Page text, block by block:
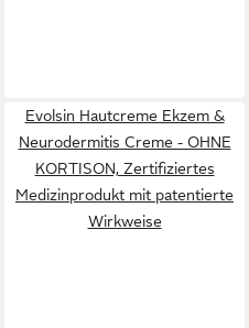
Evolsin Hautcreme Ekzem &
Neurodermitis Creme - OHNE
KORTISON, Zertifiziertes
Medizinprodukt mit patentierte
Wirkweise